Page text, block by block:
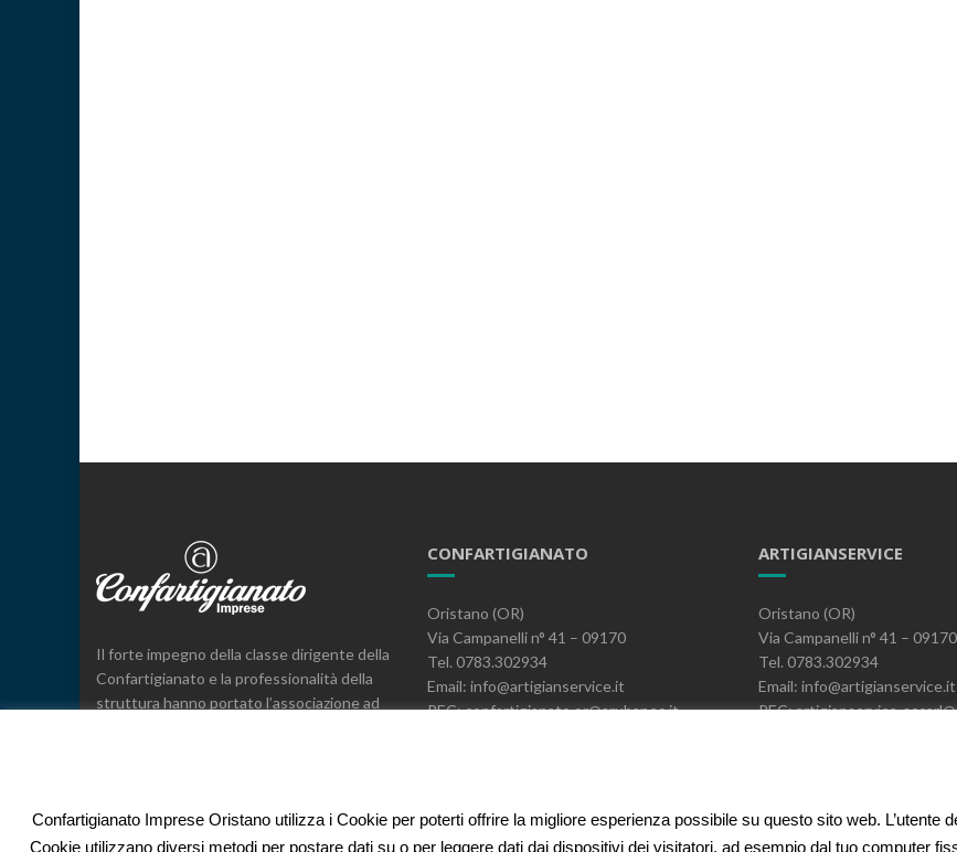
Il forte impegno della classe dirigente della
Confartigianato e la professionalità della
struttura hanno portato l’associazione ad
CONFARTIGIANATO
Oristano (OR)
Via Campanelli n° 41 – 09170
Tel. 0783.302934
Email: info@artigianservice.it
PEC: confartigianato.or@arubapec.it
ARTIGIANSERVICE
Oristano (OR)
Via Campanelli n° 41 – 09170
Tel. 0783.302934
Email: info@artigianservice.it
PEC: artigianservice-
Confartigianato Imprese Oristano utilizza i Cookie per poterti offrire la migliore esperienza possibile su questo sito web.
Cookie utilizzano diversi metodi per postare dati su o per leggere dati dai dispositivi dei visitatori, ad esempio dal tuo computer